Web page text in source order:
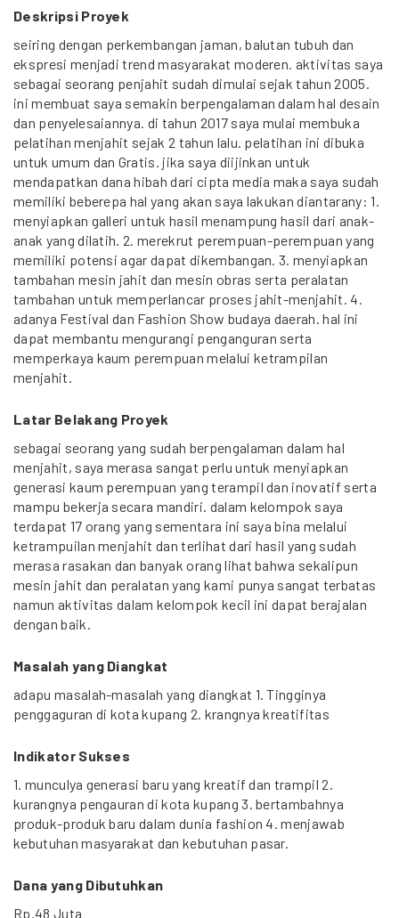
Deskripsi Proyek
seiring dengan perkembangan jaman, balutan tubuh dan
ekspresi menjadi trend masyarakat moderen. aktivitas saya
sebagai seorang penjahit sudah dimulai sejak tahun 2005.
ini membuat saya semakin berpengalaman dalam hal desain
dan penyelesaiannya. di tahun 2017 saya mulai membuka
pelatihan menjahit sejak 2 tahun lalu. pelatihan ini dibuka
untuk umum dan Gratis. jika saya diijinkan untuk
mendapatkan dana hibah dari cipta media maka saya sudah
memiliki beberepa hal yang akan saya lakukan diantarany: 1.
menyiapkan galleri untuk hasil menampung hasil dari anak-
anak yang dilatih. 2. merekrut perempuan-perempuan yang
memiliki potensi agar dapat dikembangan. 3. menyiapkan
tambahan mesin jahit dan mesin obras serta peralatan
tambahan untuk memperlancar proses jahit-menjahit. 4.
adanya Festival dan Fashion Show budaya daerah. hal ini
dapat membantu mengurangi penganguran serta
memperkaya kaum perempuan melalui ketrampilan
menjahit.
Latar Belakang Proyek
sebagai seorang yang sudah berpengalaman dalam hal
menjahit, saya merasa sangat perlu untuk menyiapkan
generasi kaum perempuan yang terampil dan inovatif serta
mampu bekerja secara mandiri. dalam kelompok saya
terdapat 17 orang yang sementara ini saya bina melalui
ketrampuilan menjahit dan terlihat dari hasil yang sudah
merasa rasakan dan banyak orang lihat bahwa sekalipun
mesin jahit dan peralatan yang kami punya sangat terbatas
namun aktivitas dalam kelompok kecil ini dapat berajalan
dengan baik.
Masalah yang Diangkat
adapu masalah-masalah yang diangkat 1. Tingginya
penggaguran di kota kupang 2. krangnya kreatifitas
Indikator Sukses
1. munculya generasi baru yang kreatif dan trampil 2.
kurangnya pengauran di kota kupang 3. bertambahnya
produk-produk baru dalam dunia fashion 4. menjawab
kebutuhan masyarakat dan kebutuhan pasar.
Dana yang Dibutuhkan
Rp.48 Juta